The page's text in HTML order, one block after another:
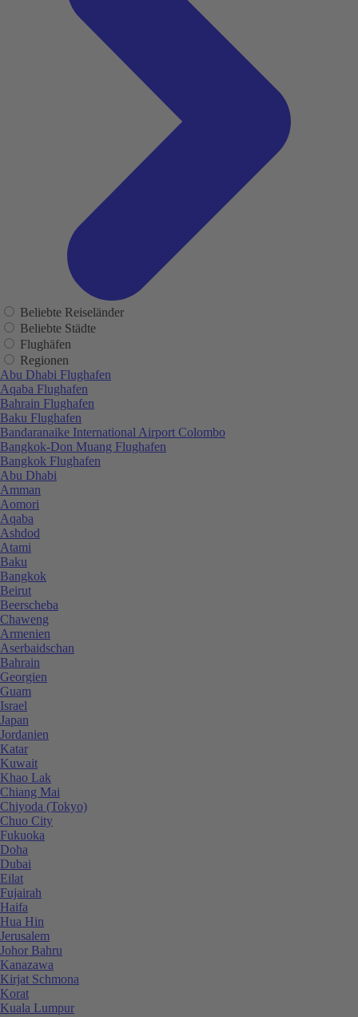
Beliebte Reiseländer
Beliebte Städte
Flughäfen
Regionen
Abu Dhabi Flughafen
Aqaba Flughafen
Bahrain Flughafen
Baku Flughafen
Bandaranaike International Airport Colombo
Bangkok-Don Muang Flughafen
Bangkok Flughafen
Abu Dhabi
Amman
Aomori
Aqaba
Ashdod
Atami
Baku
Bangkok
Beirut
Beerscheba
Chaweng
Armenien
Aserbaidschan
Bahrain
Georgien
Guam
Israel
Japan
Jordanien
Katar
Kuwait
Khao Lak
Chiang Mai
Chiyoda (Tokyo)
Chuo City
Fukuoka
Doha
Dubai
Eilat
Fujairah
Haifa
Hua Hin
Jerusalem
Johor Bahru
Kanazawa
Kirjat Schmona
Korat
Kuala Lumpur